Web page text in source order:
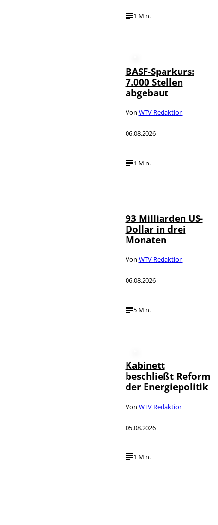
1 Min.
BASF-Sparkurs:
7.000 Stellen
abgebaut
Von WTV Redaktion
06.08.2026
1 Min.
93 Milliarden US-
Dollar in drei
Monaten
Von WTV Redaktion
06.08.2026
5 Min.
Kabinett
beschließt Reform
der Energiepolitik
Von WTV Redaktion
05.08.2026
1 Min.